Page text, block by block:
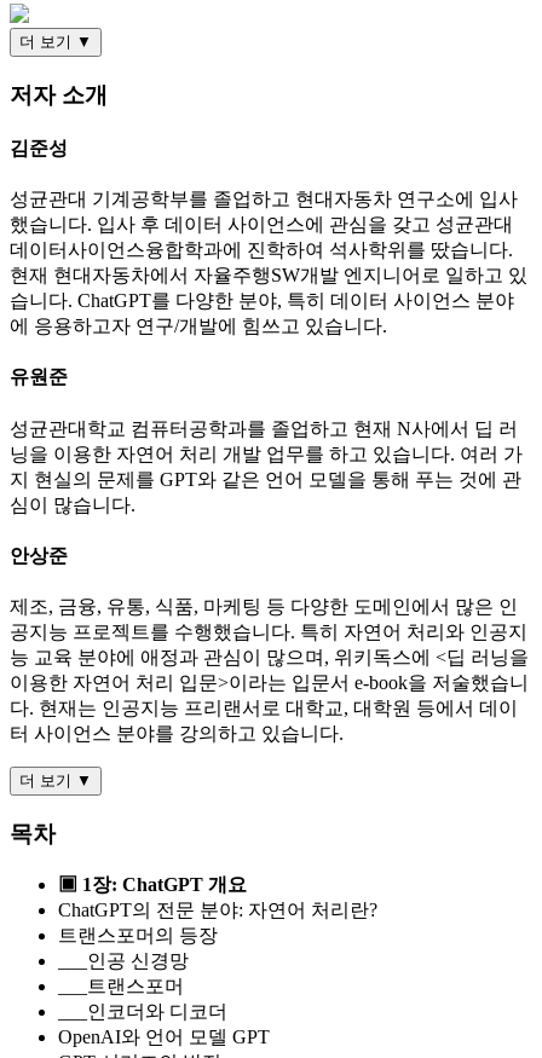
더 보기 ▼
저자 소개
김준성
성균관대 기계공학부를 졸업하고 현대자동차 연구소에 입사
했습니다. 입사 후 데이터 사이언스에 관심을 갖고 성균관대
데이터사이언스융합학과에 진학하여 석사학위를 땄습니다.
현재 현대자동차에서 자율주행SW개발 엔지니어로 일하고 있
습니다. ChatGPT를 다양한 분야, 특히 데이터 사이언스 분야
에 응용하고자 연구/개발에 힘쓰고 있습니다.
유원준
성균관대학교 컴퓨터공학과를 졸업하고 현재 N사에서 딥 러
닝을 이용한 자연어 처리 개발 업무를 하고 있습니다. 여러 가
지 현실의 문제를 GPT와 같은 언어 모델을 통해 푸는 것에 관
심이 많습니다.
안상준
제조, 금융, 유통, 식품, 마케팅 등 다양한 도메인에서 많은 인
공지능 프로젝트를 수행했습니다. 특히 자연어 처리와 인공지
능 교육 분야에 애정과 관심이 많으며, 위키독스에 <딥 러닝을
이용한 자연어 처리 입문>이라는 입문서 e-book을 저술했습니
다. 현재는 인공지능 프리랜서로 대학교, 대학원 등에서 데이
터 사이언스 분야를 강의하고 있습니다.
더 보기 ▼
목차
▣ 1장: ChatGPT 개요
ChatGPT의 전문 분야: 자연어 처리란?
트랜스포머의 등장
___인공 신경망
___트랜스포머
___인코더와 디코더
OpenAI와 언어 모델 GPT